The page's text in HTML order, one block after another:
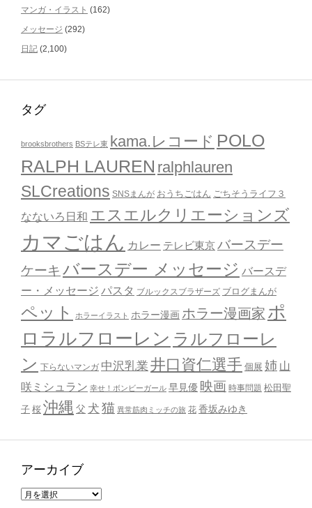
マンガ・イラスト (162)
メッセージ (292)
日記 (2,100)
タグ
brooksbrothers BSテレ東 kama.レコード POLO
RALPH LAUREN ralphlauren
SLCreations SNSまんが おうちごはん ごちそうライフ３
なないろ日和 エスエルクリエーションズ
カマごはん カレー テレビ東京バースデー
ケーキ バースデー メッセージ バースデ
ー・メッセージ パスタ ブルックスブラザーズ ブログまんが
ペット ホラーイラスト ホラー漫画 ホラー漫画家 ポ
ロラルフローレン ラルフローレ
ン 下らないマンガ 中沢乳業 井口資仁選手 個展 姉 山
咲ミシュラン 幸せ！ボンビーガール 早見優 映画 時事問題 松田聖
子 桜 沖縄 父 犬 猫 異常筋肉ミッチの旅 花 香坂みゆき
アーカイブ
ア